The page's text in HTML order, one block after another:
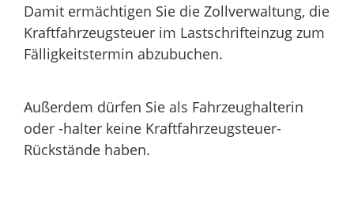
Damit ermächtigen Sie die Zollverwaltung, die
Kraftfahrzeugsteuer im Lastschrifteinzug zum
Fälligkeitstermin abzubuchen.
Außerdem dürfen Sie als Fahrzeughalterin
oder -halter keine Kraftfahrzeugsteuer-
Rückstände haben.